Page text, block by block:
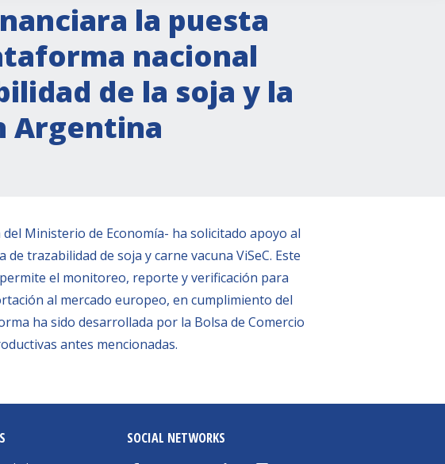
la puesta
nacional
de la soja y la
Argentina
Ministerio de Economía- ha solicitado apoyo al
trazabilidad de soja y carne vacuna ViSeC. Este
el monitoreo, reporte y verificación para
al mercado europeo, en cumplimiento del
ha sido desarrollada por la Bolsa de Comercio
antes mencionadas.
SOCIAL NETWORKS